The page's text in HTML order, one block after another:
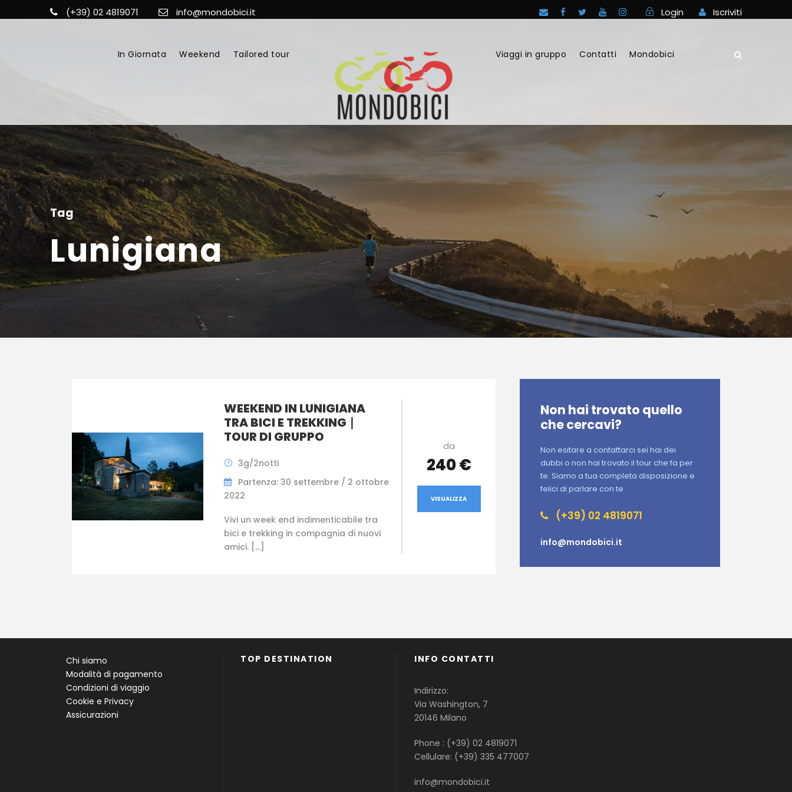
(+39) 02 4819071 info@mondobici.it Login Iscriviti
In Giornata Weekend Tailored tour Viaggi in gruppo Contatti Mondobici
Tag
Lunigiana
WEEKEND IN LUNIGIANA
TRA BICI E TREKKING ∣
TOUR DI GRUPPO
3g/2notti
Partenza: 30 settembre / 2 ottobre
2022
Vivi un week end indimenticabile tra
bici e trekking in compagnia di nuovi
amici. […]
da
240 €
VISUALIZZA
Non hai trovato quello
che cercavi?
Non esitare a contattarci sei hai dei
dubbi o non hai trovato il tour che fa per
te. Siamo a tua completa disposizione e
felici di parlare con te.
(+39) 02 4819071
info@mondobici.it
Chi siamo
Modalità di pagamento
Condizioni di viaggio
Cookie e Privacy
Assicurazioni
TOP DESTINATION INFO CONTATTI
Indirizzo:
Via Washington, 7
20146 Milano
Phone : (+39) 02 4819071
Cellulare: (+39) 335 477007
info@mondobici.it